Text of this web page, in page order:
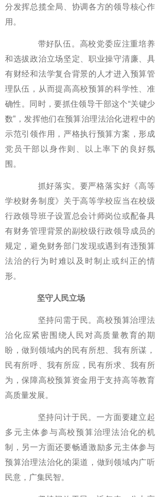
分发挥总揽全局、协调各方的领导核心作
用。
带好队伍。高校党委应注重培养
和选拔政治立场坚定、职业操守清廉、具
有财经和法学复合背景的人才进入预算管
理队伍，从而提高高校预算的科学性、准
确性。同时，要抓住领导干部这个“关键少
数”，发挥他们在预算治理法治化进程中的
示范引领作用，严格执行预算方案，形成
党员干部以身作则、以上率下的良好氛
围。
抓好落实。要严格落实好《高等
学校财务制度》关于高等学校应当在校级
行政领导班子设置总会计师岗位或配备具
有财务管理背景的副校级行政领导成员的
规定，避免财务部门发现或遇到有违预算
法治的行为时难以及时制止或纠正的情
形。
坚守人民立场
坚持问需于民。高校预算治理法
治化应紧密围绕人民对高质量教育的期
盼，做到领域内的民有所想、我有所谋，
民有所呼、我有所应，民有所求、我有所
为，保障高校预算资金用于支持高等教育
高质量发展。
坚持问计于民。一方面要建立起
多元主体参与高校预算治理法治化的机
制，另一方面还要畅通激励多元主体参与
预算治理法治化的渠道，做到领域内广听
民意，广集民智。